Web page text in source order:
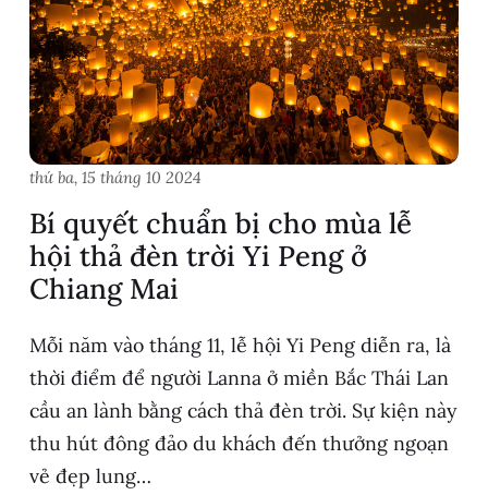
thứ ba, 15 tháng 10 2024
Bí quyết chuẩn bị cho mùa lễ
hội thả đèn trời Yi Peng ở
Chiang Mai
Mỗi năm vào tháng 11, lễ hội Yi Peng diễn ra, là
thời điểm để người Lanna ở miền Bắc Thái Lan
cầu an lành bằng cách thả đèn trời. Sự kiện này
thu hút đông đảo du khách đến thưởng ngoạn
vẻ đẹp lung…